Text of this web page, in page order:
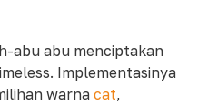
abu abu menciptakan
Implementasinya
warnacat,